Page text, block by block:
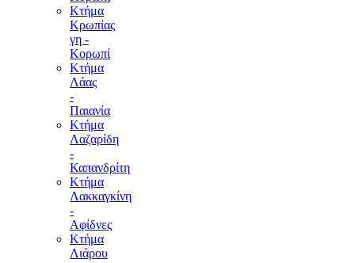
Κτήμα
Κρωπίας
γη -
Κορωπί
Κτήμα
Λάας
-
Παιανία
Κτήμα
Λαζαρίδη
-
Καπανδρίτη
Κτήμα
Λακκαγκίνη
-
Αφίδνες
Κτήμα
Λιάρου